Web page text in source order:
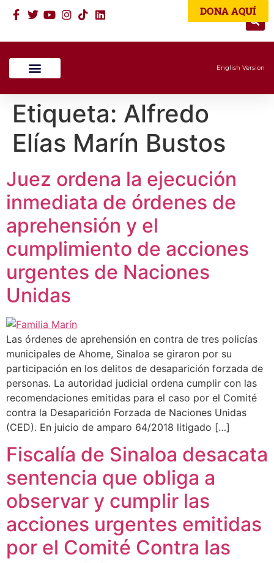
DONA AQUÍ
English Version
Etiqueta: Alfredo
Elías Marín Bustos
Juez ordena la ejecución
inmediata de órdenes de
aprehensión y el
cumplimiento de acciones
urgentes de Naciones
Unidas
Las órdenes de aprehensión en contra de tres policías
municipales de Ahome, Sinaloa se giraron por su
participación en los delitos de desaparición forzada de
personas. La autoridad judicial ordena cumplir con las
recomendaciones emitidas para el caso por el Comité
contra la Desaparición Forzada de Naciones Unidas
(CED). En juicio de amparo 64/2018 litigado […]
Fiscalía de Sinaloa desacata
sentencia que obliga a
observar y cumplir las
acciones urgentes emitidas
por el Comité Contra las